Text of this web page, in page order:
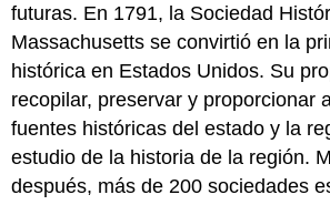
futuras. En 1791, la Sociedad
Massachusetts se convirtió en la
histórica en Estados Unidos. Su
recopilar, preservar y proporcionar
fuentes históricas del estado y la
estudio de la historia de la región.
después, más de 200 sociedades